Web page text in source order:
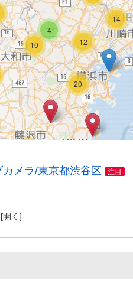
12
4
10
20
14
15
メラ/東京都渋谷区 注目